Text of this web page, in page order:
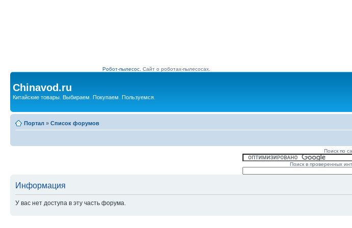
Робот-пылесос. Сайт о роботах-пылесосах.
Chinavod.ru
Китайские товары. Выбираем. Покупаем. Пользуемся.
Портал » Список форумов
Поиск по
Поиск в проверенных
Информация
У вас нет доступа в эту часть форума.